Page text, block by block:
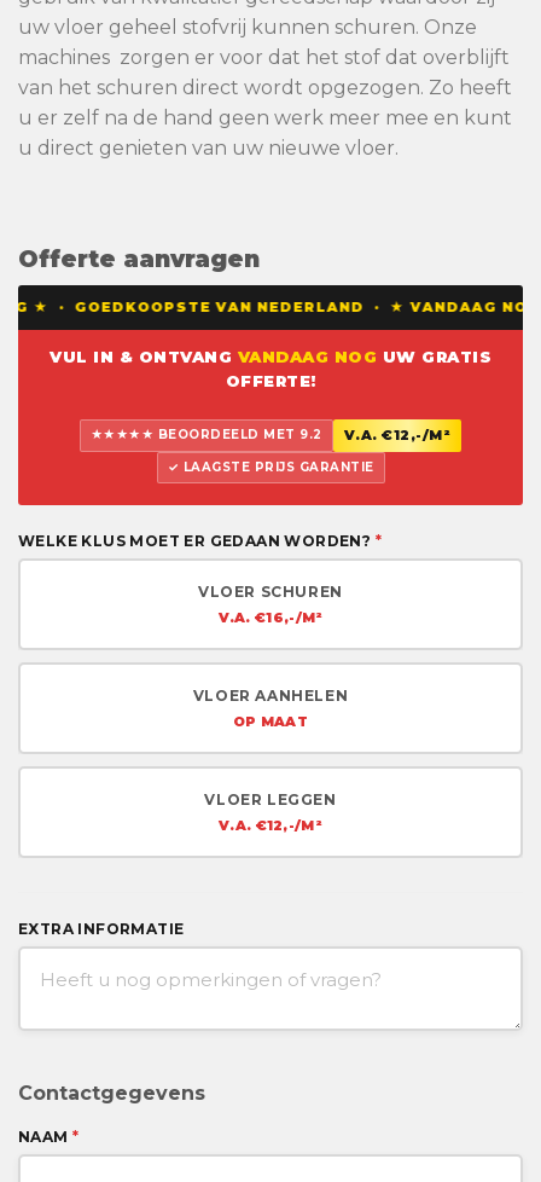
uw vloer geheel stofvrij kunnen schuren. Onze
machines zorgen er voor dat het stof dat overblijft
van het schuren direct wordt opgezogen. Zo heeft
u er zelf na de hand geen werk meer mee en kunt
u direct genieten van uw nieuwe vloer.
Offerte aanvragen
· GOEDKOOPSTE VAN NEDERLAND · ★ VANDAAG NOG
VUL IN & ONTVANG VANDAAG NOG UW GRATIS
OFFERTE!
★★★★★ BEOORDEELD MET 9.2 V.A. €12,-/M²
✓ LAAGSTE PRIJS GARANTIE
WELKE KLUS MOET ER GEDAAN WORDEN? *
VLOER SCHUREN
V.A. €16,-/M²
VLOER AANHELEN
OP MAAT
VLOER LEGGEN
V.A. €12,-/M²
EXTRA INFORMATIE
Contactgegevens
NAAM *